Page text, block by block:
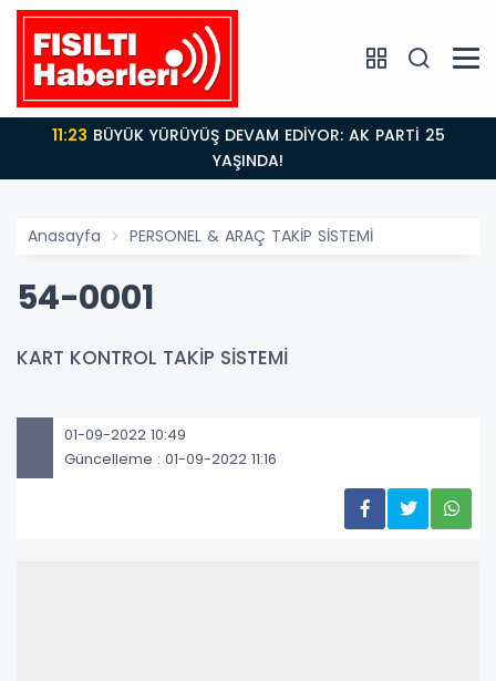
11:23
YAŞINDA!
Anasayfa PERSONEL & ARAÇ TAKİP SİSTEMİ
54-0001
KART KONTROL TAKİP SİSTEMİ
01-09-2022 10:49
Güncelleme : 01-09-2022 11:16